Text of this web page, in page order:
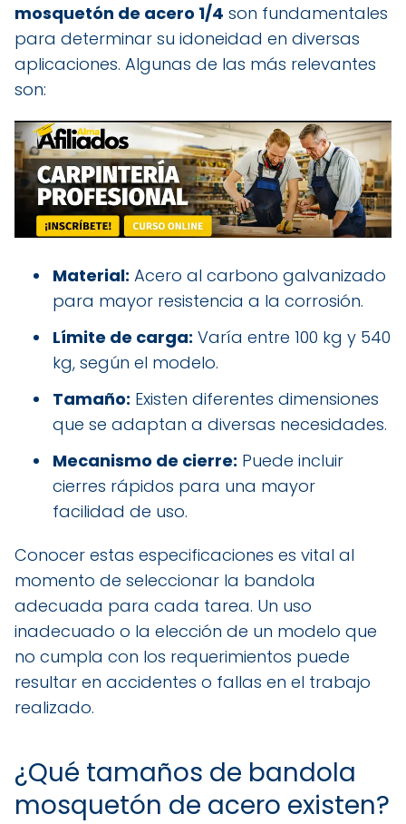
mosquetón de acero 1/4 son fundamentales
para determinar su idoneidad en diversas
aplicaciones. Algunas de las más relevantes
son:
Material: Acero al carbono galvanizado
para mayor resistencia a la corrosión.
Límite de carga: Varía entre 100 kg y 540
kg, según el modelo.
Tamaño: Existen diferentes dimensiones
que se adaptan a diversas necesidades.
Mecanismo de cierre: Puede incluir
cierres rápidos para una mayor
facilidad de uso.
Conocer estas especificaciones es vital al
momento de seleccionar la bandola
adecuada para cada tarea. Un uso
inadecuado o la elección de un modelo que
no cumpla con los requerimientos puede
resultar en accidentes o fallas en el trabajo
realizado.
¿Qué tamaños de bandola
mosquetón de acero existen?